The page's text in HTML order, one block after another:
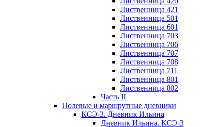
Лиственница 421
Лиственница 501
Лиственница 601
Лиственница 703
Лиственница 706
Лиственница 707
Лиственница 708
Лиственница 711
Лиственница 801
Лиственница 802
Часть II
Полевые и маршрутные дневники
КСЭ-3. Дневник Ильина
Дневник Ильина. КСЭ-3